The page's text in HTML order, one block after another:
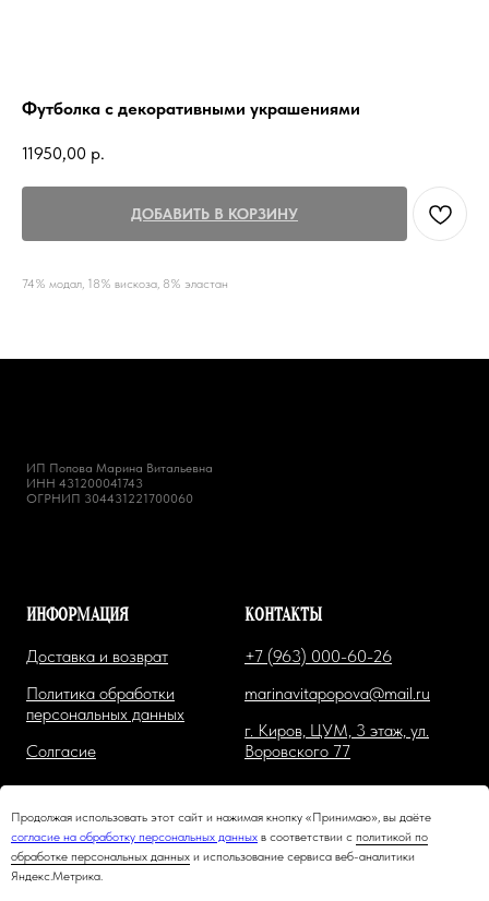
Продолжая использовать этот сайт и нажимая кнопку «Принимаю», вы даёте
согласие на обработку персональных данных в соответствии с политикой по
обработке персональных данных и использование сервиса веб-аналитики
Яндекс.Метрика.
Футболка с декоративными украшениями
11950,00 р.
ДОБАВИТЬ В КОРЗИНУ
74% модал, 18% вискоза, 8% эластан
ИП Попова Марина Витальевна
ИНН 431200041743
ОГРНИП 304431221700060
ИНФОРМАЦИЯ
Доставка и возврат
Политика обработки
персональных данных
Солгасие
КОНТАКТЫ
+7 (963) 000-60-26
marinavitapopova@mail.ru
г. Киров, ЦУМ, 3 этаж, ул.
Воровского 77